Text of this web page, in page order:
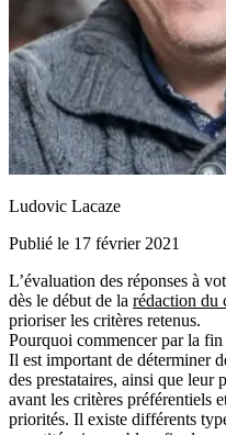
Ludovic Lacaze
Publié le 17 février 2021
L’évaluation des réponses à
dès le débutde la rédaction du
prioriser les critères retenus.
Pourquoi commencer par la fin
Il est important de déterminer
des prestataires, ainsi que leur
avant les critères préférentiels
priorités. Il existe différents